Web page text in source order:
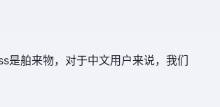
是舶来物，对于中文用户来说，我们